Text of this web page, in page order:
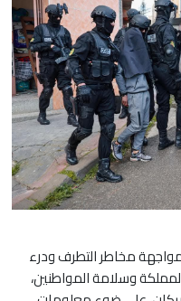
مخاطر التطرف ودرء
‏وسلامة المواطنين،